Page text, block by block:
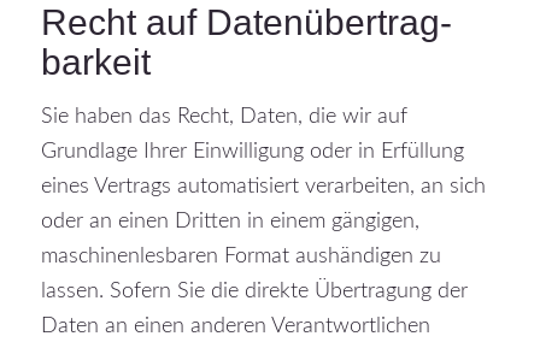
Recht auf Daten­übertrag­
barkeit
Sie haben das Recht, Daten, die wir auf
Grundlage Ihrer Einwilligung oder in Erfüllung
eines Vertrags automatisiert verarbeiten, an sich
oder an einen Dritten in einem gängigen,
maschinenlesbaren Format aushändigen zu
lassen. Sofern Sie die direkte Übertragung der
Daten an einen anderen Verantwortlichen